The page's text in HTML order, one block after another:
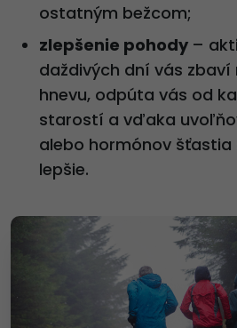
ostatným bežcom;
zlepšenie pohody –
daždivých dní vás
hnevu, odpúta vás od
starostí a vďaka
alebo hormónov
lepšie.